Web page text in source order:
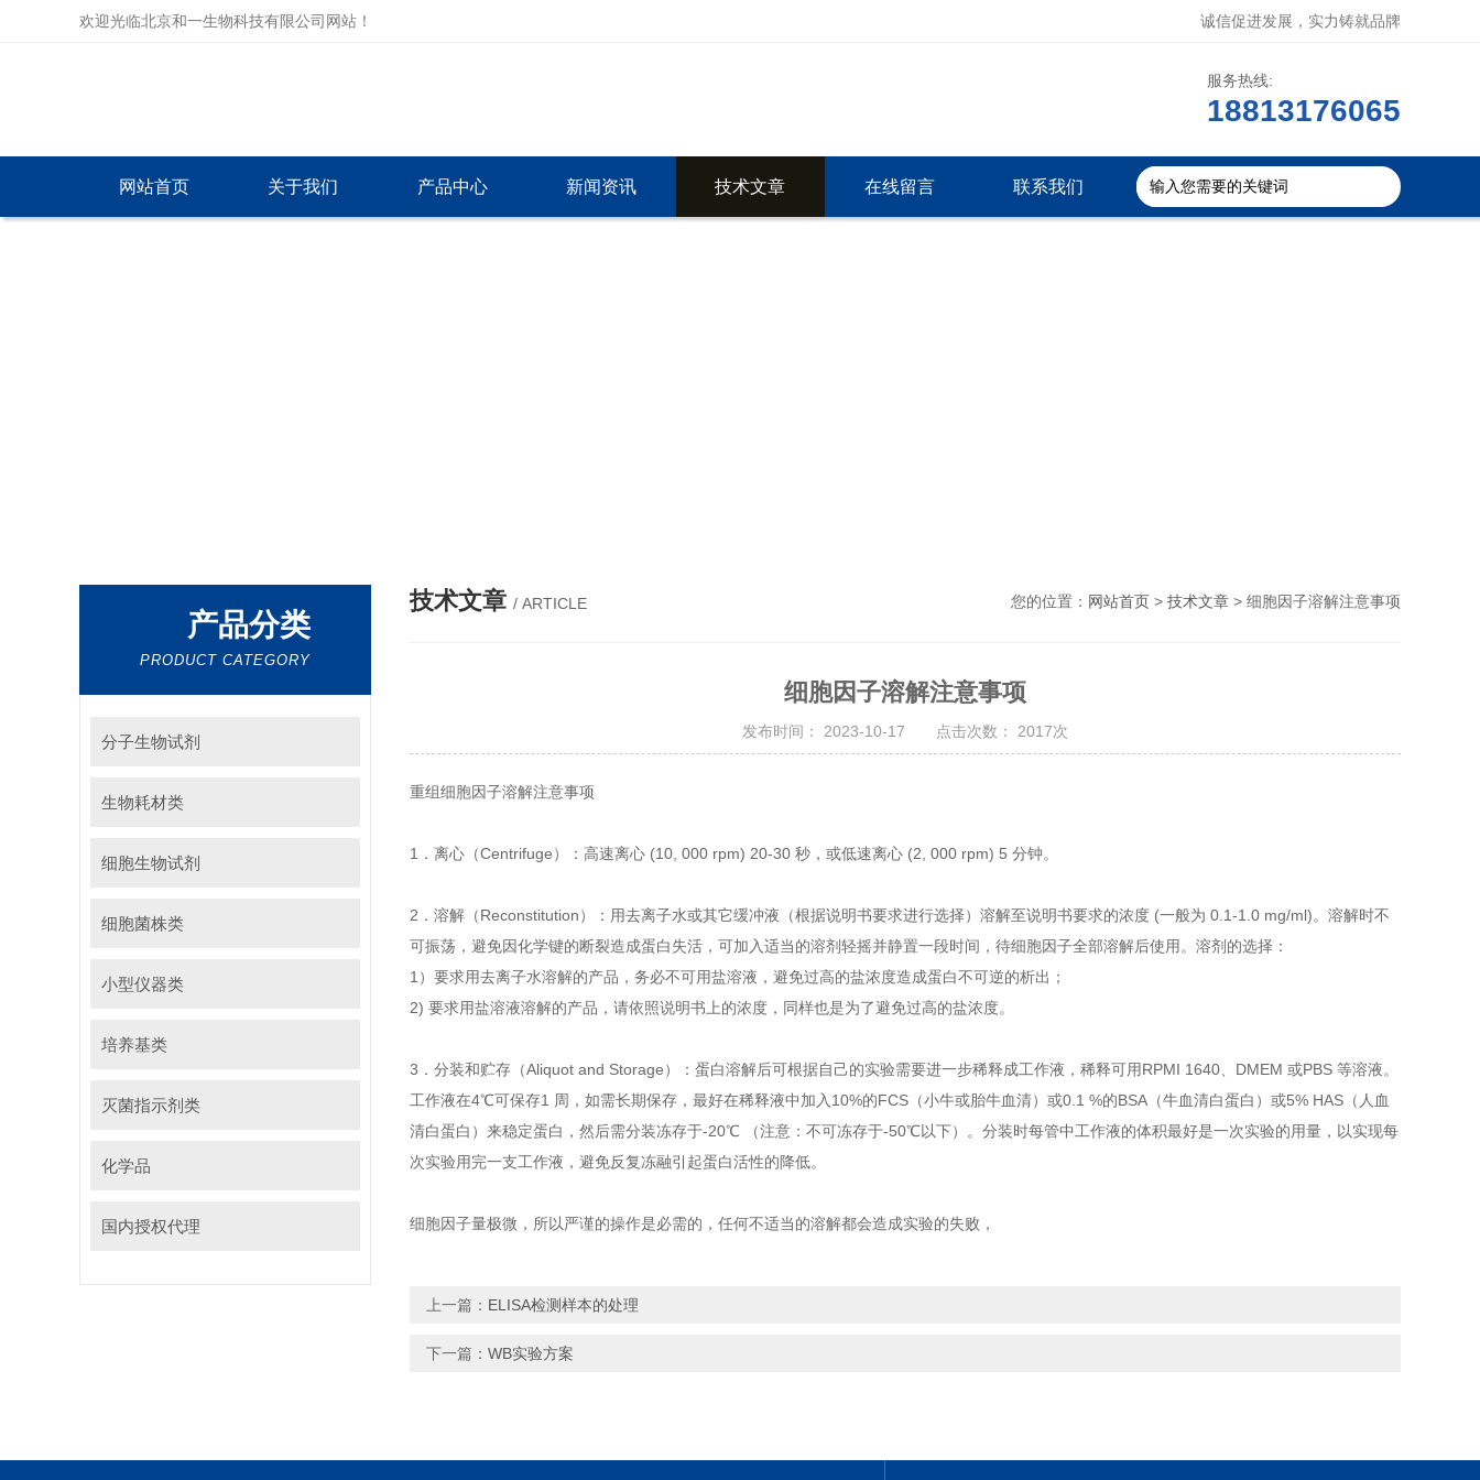
欢迎光临北京和一生物科技有限公司网站！ 诚信促进发展，实力铸就品牌
服务热线:
18813176065
网站首页 关于我们 产品中心 新闻资讯 技术文章 在线留言 联系我们
产品分类
PRODUCT CATEGORY
分子生物试剂
生物耗材类
细胞生物试剂
细胞菌株类
小型仪器类
培养基类
灭菌指示剂类
化学品
国内授权代理
技术文章 / ARTICLE 您的位置： 网站首页 > 技术文章 > 细胞因子溶解注意事项
细胞因子溶解注意事项
发布时间： 2023-10-17 点击次数： 2017次
重组细胞因子溶解注意事项
1．离心（Centrifuge）：高速离心 (10, 000 rpm) 20-30 秒，或低速离心 (2, 000 rpm) 5 分钟。
2．溶解（Reconstitution）：用去离子水或其它缓冲液（根据说明书要求进行选择）溶解至说明书要求的浓度 (一般为 0.1-1.0 mg/ml)。溶解时不
可振荡，避免因化学键的断裂造成蛋白失活，可加入适当的溶剂轻摇并静置一段时间，待细胞因子全部溶解后使用。溶剂的选择：
1）要求用去离子水溶解的产品，务必不可用盐溶液，避免过高的盐浓度造成蛋白不可逆的析出；
2) 要求用盐溶液溶解的产品，请依照说明书上的浓度，同样也是为了避免过高的盐浓度。
3．分装和贮存（Aliquot and Storage）：蛋白溶解后可根据自己的实验需要进一步稀释成工作液，稀释可用RPMI 1640、DMEM 或PBS 等溶液。
工作液在4℃可保存1 周，如需长期保存，最好在稀释液中加入10%的FCS（小牛或胎牛血清）或0.1 %的BSA（牛血清白蛋白）或5% HAS（人血
清白蛋白）来稳定蛋白，然后需分装冻存于-20℃ （注意：不可冻存于-50℃以下）。分装时每管中工作液的体积最好是一次实验的用量，以实现每
次实验用完一支工作液，避免反复冻融引起蛋白活性的降低。
细胞因子量极微，所以严谨的操作是必需的，任何不适当的溶解都会造成实验的失败，
上一篇： ELISA检测样本的处理
下一篇： WB实验方案